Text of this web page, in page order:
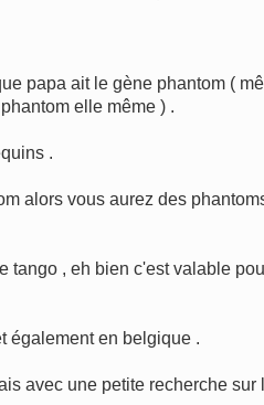
papa ait le gène phantom (
elle même ) .
.
alors vous aurez des
tango , eh bien c'est valable
également en belgique .
avec une petite recherche